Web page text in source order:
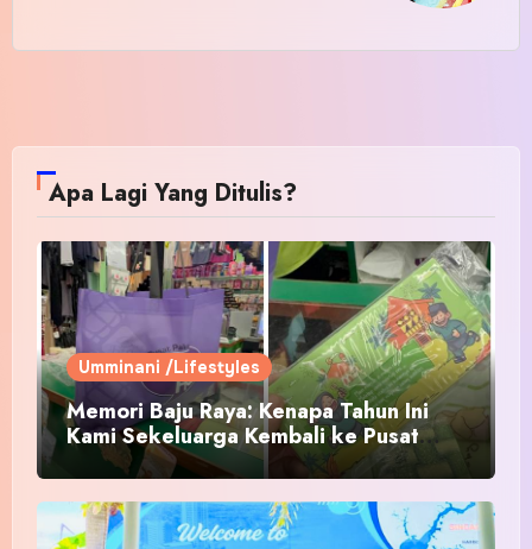
Apa Lagi Yang Ditulis?
Umminani /Lifestyles
Memori Baju Raya: Kenapa Tahun Ini
Kami Sekeluarga Kembali ke Pusat
Pakaian Hari-Hari?